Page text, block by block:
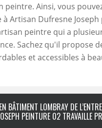
peintre. Ainsi, vous
à Artisan Dufresne
peintre qui a
Sachez qu'il propose
et accessibles à
BÂTIMENT LOMBRAY DE
PEINTURE 02 TRAVAILLE